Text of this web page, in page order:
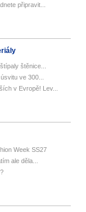
připravit...
štěnice...
ve 300...
v Evropě! Lev...
Week SS27
ale děla...